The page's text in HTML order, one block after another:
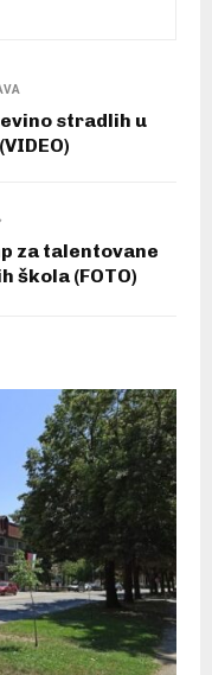
stradlih u
za talentovane
škola (FOTO)